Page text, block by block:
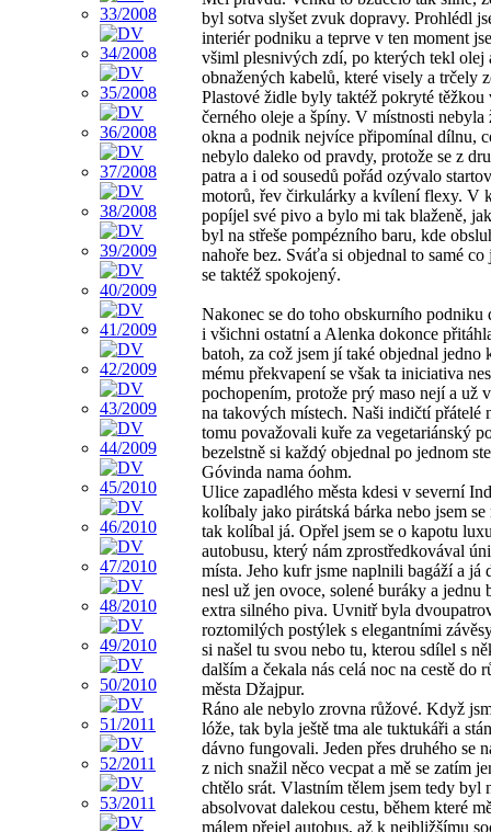
byl sotva slyšet zvuk dopravy. Prohlédl
interiér podniku a teprve v ten moment
všiml plesnivých zdí, po kterých tekl olej
obnažených kabelů, které visely a trčely
Plastové židle byly taktéž pokryté těžkou
černého oleje a špíny. V místnosti nebyla
okna a podnik nejvíce připomínal dílnu,
nebylo daleko od pravdy, protože se z
patra a i od sousedů pořád ozývalo
motorů, řev čirkulárky a kvílení flexy. V
popíjel své pivo a bylo mi tak blaženě,
byl na střeše pompézního baru, kde
nahoře bez. Sváťa si objednal to samé co
se taktéž spokojený.
Nakonec se do toho obskurního podniku
i všichni ostatní a Alenka dokonce
batoh, za což jsem jí také objednal jedno
mému překvapení se však ta iniciativa
pochopením, protože prý maso nejí a už
na takových místech. Naši indičtí přátelé
tomu považovali kuře za vegetariánský
bezelstně si každý objednal po jednom
Góvinda nama óohm.
Ulice zapadlého města kdesi v severní
kolíbaly jako pirátská bárka nebo jsem se
tak kolíbal já. Opřel jsem se o kapotu
autobusu, který nám zprostředkovával
místa. Jeho kufr jsme naplnili bagáží a já
nesl už jen ovoce, solené buráky a jednu
extra silného piva. Uvnitř byla
roztomilých postýlek s elegantními
si našel tu svou nebo tu, kterou sdílel s
dalším a čekala nás celá noc na cestě do
města Džajpur.
Ráno ale nebylo zrovna růžové. Když
lóže, tak byla ještě tma ale tuktukáři a
dávno fungovali. Jeden přes druhého se
z nich snažil něco vecpat a mě se zatím
chtělo srát. Vlastním tělem jsem tedy byl
absolvovat dalekou cestu, během které
málem přejel autobus, až k nejbližšímu